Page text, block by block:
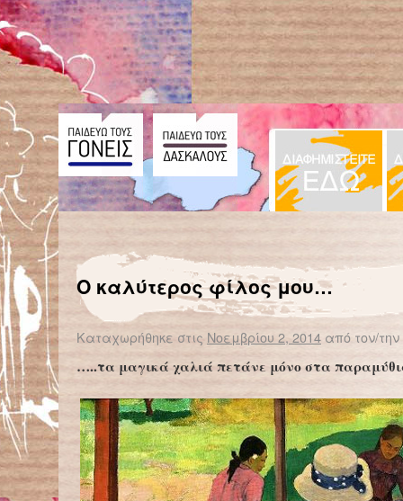
← Επιστροφή στο %s
Κοριτσάκι σώζει πλημμυρισμένη βάρκα με ένα απίστευτο κόλπο
Ο καλύτερος φίλος μου…
Καταχωρήθηκε στις Νοεμβρίου 2, 2014 από τον/την
…..τα μαγικά χαλιά πετάνε μόνο στα